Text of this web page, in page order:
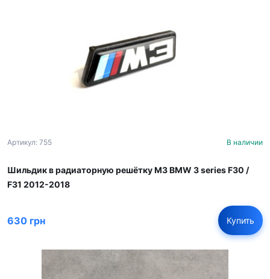
Артикул: 755 В наличии
Шильдик в радиаторную решётку M3 BMW 3 series F30 /
F31 2012-2018
630 грн Купить